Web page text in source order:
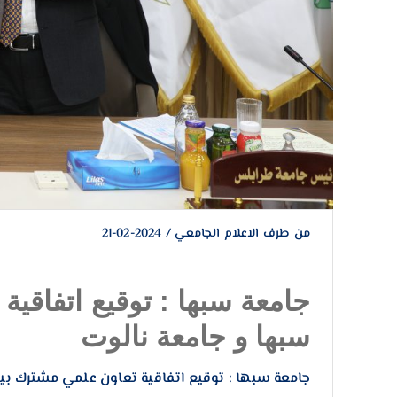
من طرف الاعلام الجامعي /
2024-02-21
جامعة سبها : توقيع
سبها و جامعة نالوت
جامعة سبها : توقيع اتفاقية تعاون علمي مشترك